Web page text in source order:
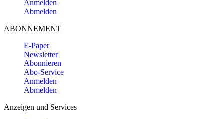
Anmelden
Abmelden
ABONNEMENT
E-Paper
Newsletter
Abonnieren
Abo-Service
Anmelden
Abmelden
Anzeigen und Services